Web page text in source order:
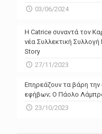
03/06/2024
Η Catrice συναντά τον
νέα Συλλεκτική
Story
27/11/2023
Επηρεάζουν τα βάρη
εφήβων; Ο Πάολο
23/10/2023